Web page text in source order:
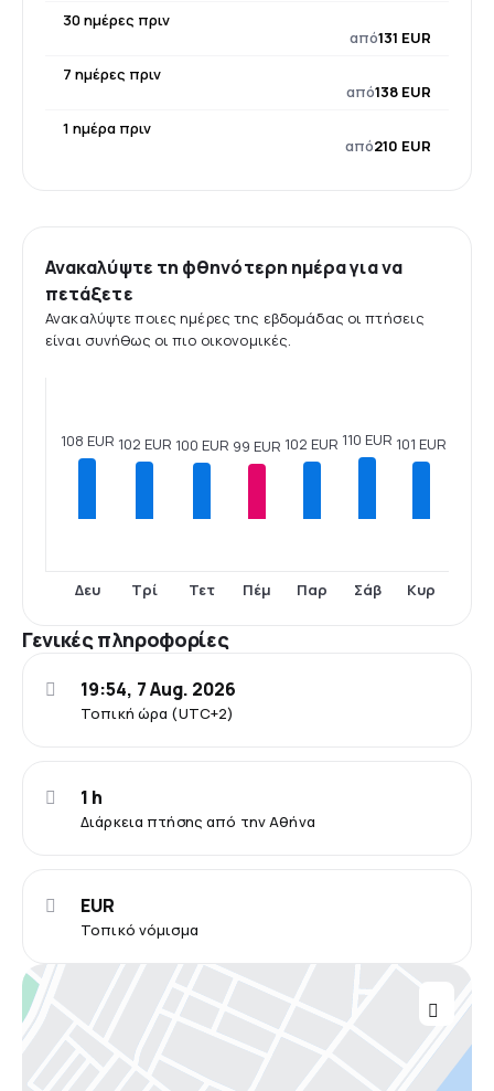
30 ημέρες πριν
από131 EUR
7 ημέρες πριν
από138 EUR
1 ημέρα πριν
από210 EUR
Ανακαλύψτε τη φθηνότερη ημέρα για να
πετάξετε
Ανακαλύψτε ποιες ημέρες της εβδομάδας οι πτήσεις
είναι συνήθως οι πιο οικονομικές.
108 EUR
Δευ
102 EUR
Τρί
100 EUR
Τετ
99 EUR
Πέμ
102 EUR
Παρ
110 EUR
Σάβ
101 EUR
Κυρ
Γενικές πληροφορίες
Τοπική ώρα (UTC+2)
19:54, 7 Aug. 2026
Διάρκεια πτήσης από την Αθήνα
1 h
Τοπικό νόμισμα
EUR